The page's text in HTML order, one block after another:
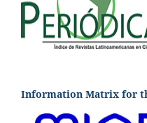
Information Matrix for